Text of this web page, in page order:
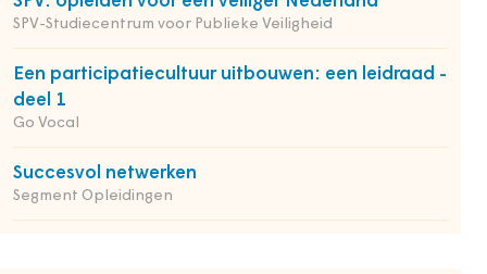
SPV-Studiecentrum voor Publieke Veiligheid
Een participatiecultuur uitbouwen: een leidraad -
deel 1
Go Vocal
Succesvol netwerken
Segment Opleidingen